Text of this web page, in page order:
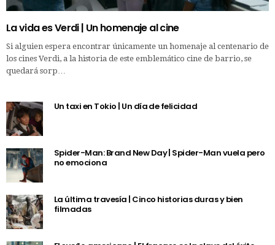
La vida es Verdi | Un homenaje al cine
Si alguien espera encontrar únicamente un homenaje al centenario de
los cines Verdi, a la historia de este emblemático cine de barrio, se
quedará sorp…
Un taxi en Tokio | Un día de felicidad
Spider-Man: Brand New Day | Spider-Man vuela pero
no emociona
La última travesía | Cinco historias duras y bien
filmadas